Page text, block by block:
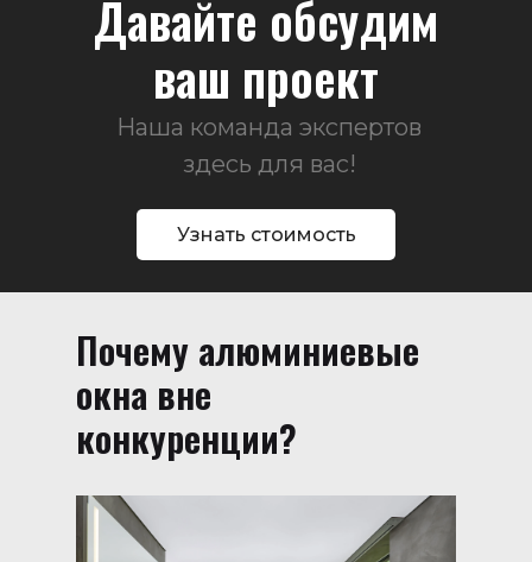
Давайте обсудим
ваш проект
Наша команда экспертов
здесь для вас!
Узнать стоимость
Почему алюминиевые
окна вне
конкуренции?